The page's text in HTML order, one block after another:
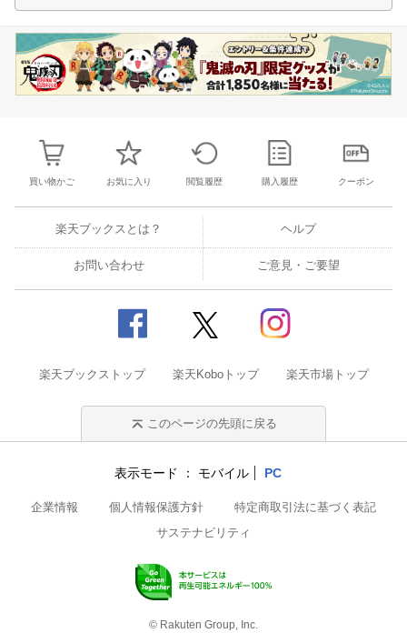
買い物かご お気に入り 閲覧履歴 購入履歴 クーポン
楽天ブックスとは？ ヘルプ
お問い合わせ ご意見・ご要望
楽天ブックストップ 楽天Koboトップ 楽天市場トップ
このページの先頭に戻る
表示モード モバイル PC
企業情報 個人情報保護方針
特定商取引法に基づく表記
サステナビリティ
© Rakuten Group, Inc.